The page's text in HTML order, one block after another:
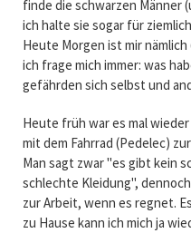
finde die schwarzen Männer
ich halte sie sogar für
Heute Morgen ist mir
ich frage mich immer: was
gefährden sich selbst und
Heute früh war es mal
mit dem Fahrrad (Pedelec)
Man sagt zwar "es gibt kein
schlechte Kleidung",
zur Arbeit, wenn es regnet.
zu Hause kann ich mich ja